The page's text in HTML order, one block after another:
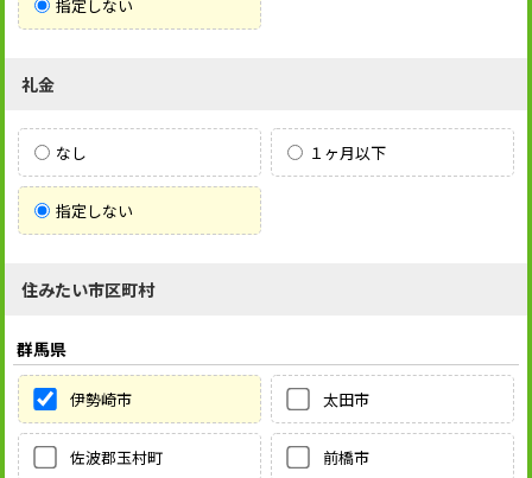
指定しない
礼金
なし １ヶ月以下
指定しない
住みたい市区町村
群馬県
伊勢崎市 太田市
佐波郡玉村町 前橋市